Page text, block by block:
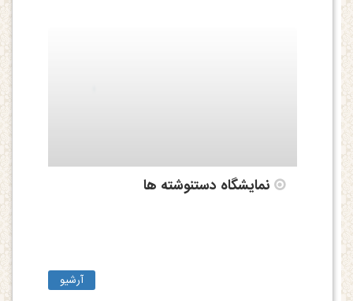
آرشیو
نمایشگاه دستنوشته ها